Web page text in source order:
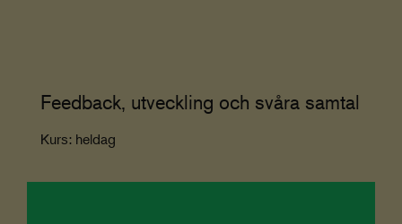
Feedback, utveckling och svåra samtal
Kurs: heldag